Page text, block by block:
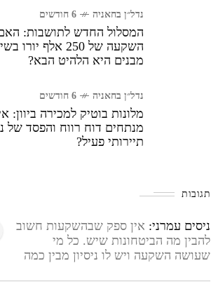
נדל״ן בחאניה 6 חודשים
המסלול החדש לתושבות:
השקעה של 250 אלף יורו
מבנים היא הלהיט הבא?
נדל״ן בחאניה 6 חודשים
מלונות בוטיק למכירה ביוון:
מנתחים דוח רווח והפסד של
תיירותי פעיל?
תגובות
ניסים עמרני: אין ספק שבהשקעות חשוב
להבין מה הביטחונות שיש. כל מי
שעושה השקעה ויש לו ניסיון מבין כמה
בהחלט לא משהו שרואים ברבה בשוק.